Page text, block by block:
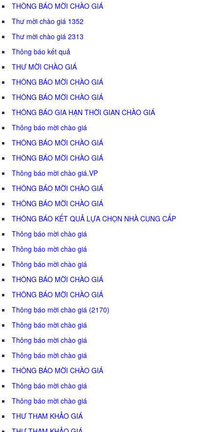
THÔNG BÁO MỜI CHÀO GIÁ
Thư mời chào giá 1352
Thư mời chào giá 2313
Thông báo kết quả
THƯ MỜI CHÀO GIÁ
THÔNG BÁO MỜI CHÀO GIÁ
THÔNG BÁO MỜI CHÀO GIÁ
THÔNG BÁO GIA HẠN THỜI GIAN CHÀO GIÁ
Thông báo mời chào giá
THÔNG BÁO MỜI CHÀO GIÁ
THÔNG BÁO MỜI CHÀO GIÁ
Thông báo mời chào giá.VP
THÔNG BÁO MỜI CHÀO GIÁ
THÔNG BÁO MỜI CHÀO GIÁ
THÔNG BÁO KẾT QUẢ LỰA CHỌN NHÀ CUNG CẤP
Thông báo mời chào giá
Thông báo mời chào giá
Thông báo mời chào giá
THÔNG BÁO MỜI CHÀO GIÁ
THÔNG BÁO MỜI CHÀO GIÁ
Thông báo mời chào giá (2170)
Thông báo mời chào giá
Thông báo mời chào giá
Thông báo mời chào giá
THÔNG BÁO MỜI CHÀO GIÁ
Thông báo mời chào giá
Thông báo mời chào giá
THƯ THAM KHẢO GIÁ